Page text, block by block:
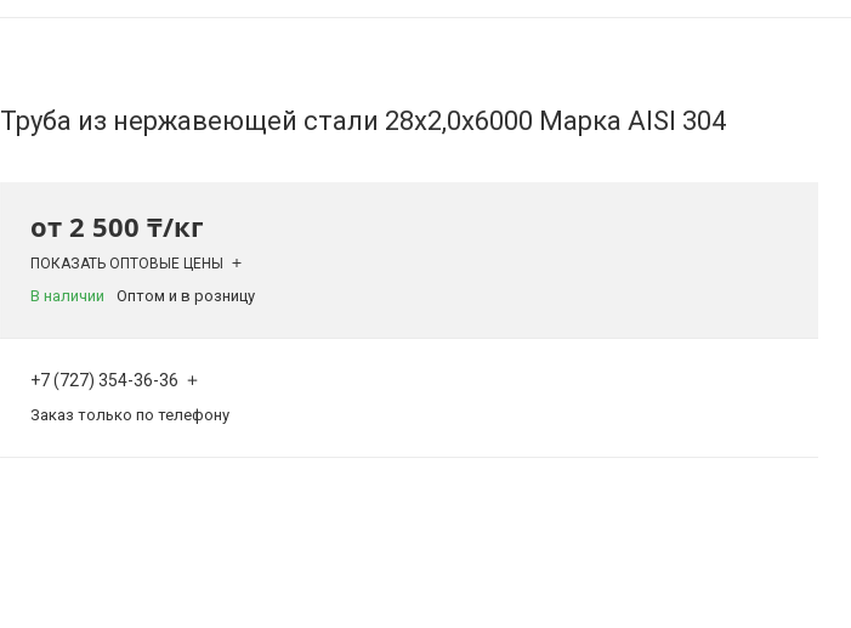
Труба из нержавеющей стали 28х2,0х6000 Марка AISI 304
от 2 500 ₸/кг
ПОКАЗАТЬ ОПТОВЫЕ ЦЕНЫ
В наличии Оптом и в розницу
+7 (727) 354-36-36
Заказ только по телефону